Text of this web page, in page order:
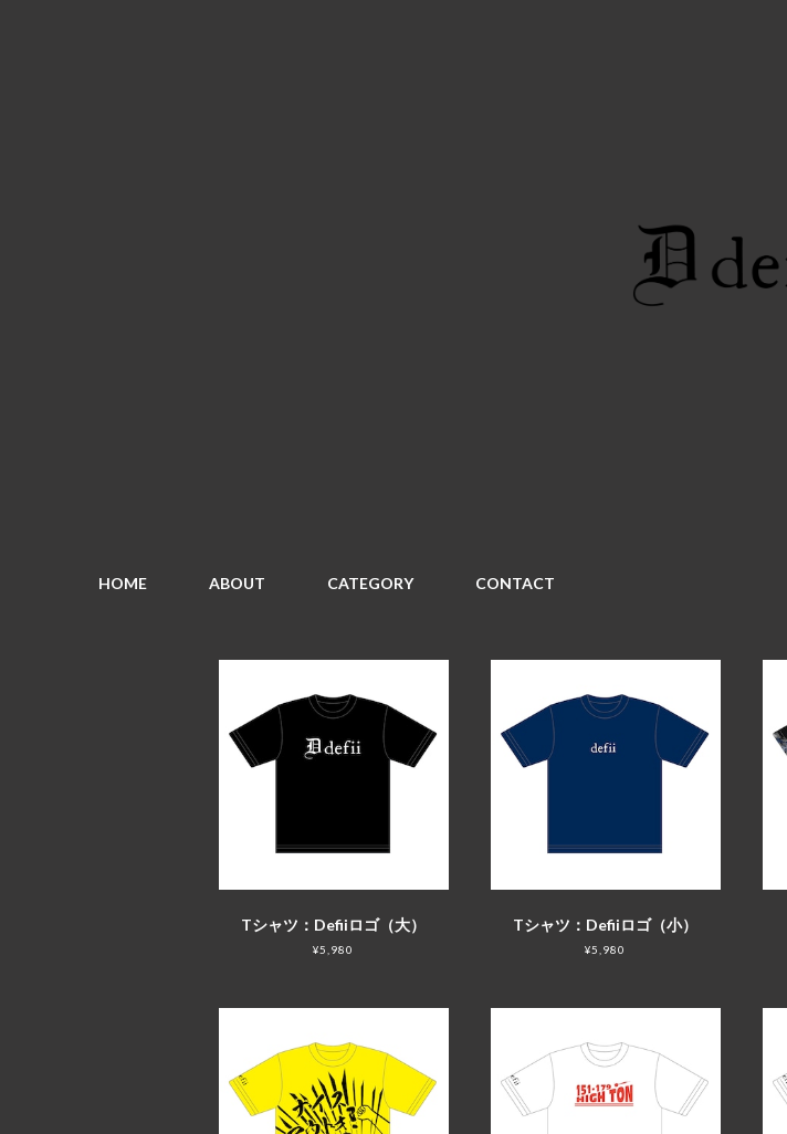
HOME ABOUT CATEGORY CONTACT
Tシャツ：Defiiロゴ（大）
¥5,980
Tシャツ：Defiiロゴ（小）
¥5,980